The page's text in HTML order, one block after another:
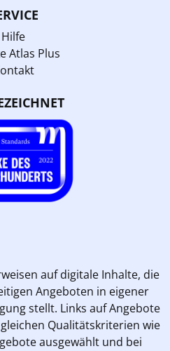
Hilfe
Atlas Plus
auf digitale Inhalte, die
Angeboten in eigener
stellt. Links auf Angebote
Qualitätskriterien wie
ausgewählt und bei